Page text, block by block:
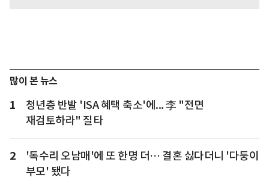
많이 본 뉴스
1
청년층 반발 'ISA 혜택 축소'에... 李 "전면
재검토하라" 질타
2
'독수리 오남매'에 또 한명 더… 결혼 싫다더니 '다둥이
부모' 됐다